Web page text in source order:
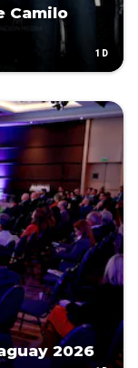
Camilo
1D
2026